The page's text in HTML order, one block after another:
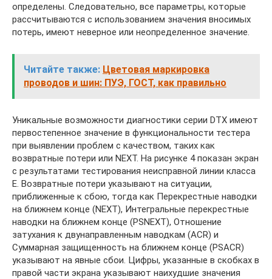
определены. Следовательно, все параметры, которые
рассчитываются с использованием значения вносимых
потерь, имеют неверное или неопределенное значение.
Читайте также: Цветовая маркировка
проводов и шин: ПУЭ, ГОСТ, как правильно
Уникальные возможности диагностики серии DTX имеют
первостепенное значение в функциональности тестера
при выявлении проблем с качеством, таких как
возвратные потери или NEXT. На рисунке 4 показан экран
с результатами тестирования неисправной линии класса
E. Возвратные потери указывают на ситуации,
приближенные к сбою, тогда как Перекрестные наводки
на ближнем конце (NEXT), Интегральные перекрестные
наводки на ближнем конце (PSNEXT), Отношение
затухания к двунаправленным наводкам (ACR) и
Суммарная защищенность на ближнем конце (PSACR)
указывают на явные сбои. Цифры, указанные в скобках в
правой части экрана указывают наихудшие значения